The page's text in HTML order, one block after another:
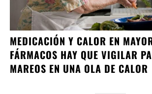
MEDICACIÓN Y CALOR EN
FÁRMACOS HAY QUE VIGILAR
MAREOS EN UNA OLA DE CALOR